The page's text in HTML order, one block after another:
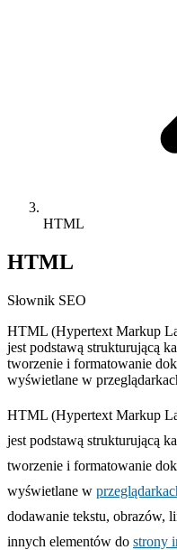
HTML
HTML
Słownik SEO
HTML (Hypertext Markup
jest podstawą strukturującą
tworzenie i formatowanie
wyświetlane w
HTML (Hypertext Markup
jest podstawą strukturującą
tworzenie i formatowanie
wyświetlane w
dodawanie tekstu, obrazów,
innych elementów do strony